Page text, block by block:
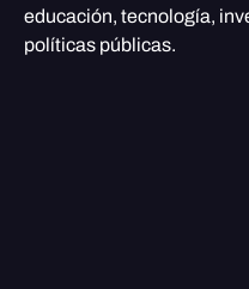
educación, tecnología,
políticas públicas.